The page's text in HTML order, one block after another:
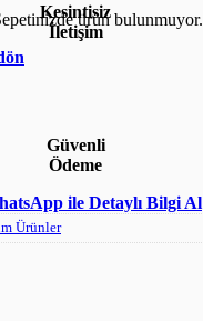
ürün bulunmuyor.
Kesintisiz
İletişim
Güvenli
Ödeme
ile Detaylı Bilgi Al
Ürünler